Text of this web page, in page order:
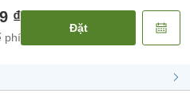
₫
phí
Đặt